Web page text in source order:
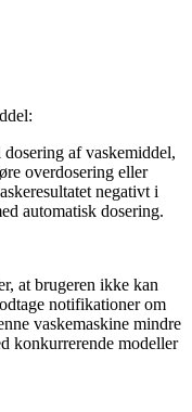
af vaskemiddel,
overdosering eller
negativt i
automatisk dosering.
at brugeren ikke kan
notifikationer om
vaskemaskine mindre
konkurrerende modeller